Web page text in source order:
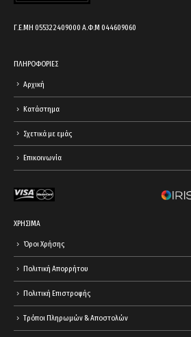
Γ.Ε.ΜΗ 055322409000 Α.Φ.Μ 044609060
ΠΛΗΡΟΦΟΡΙΕΣ
Αρχική
Κατάστημα
Σχετικά με εμάς
Επικοινωνία
ΧΡΗΣΙΜΑ
Όροι Χρήσης
Πολιτική Απορρήτου
Πολιτική Επιστροφής
Τρόποι Πληρωμών & Αποστολών